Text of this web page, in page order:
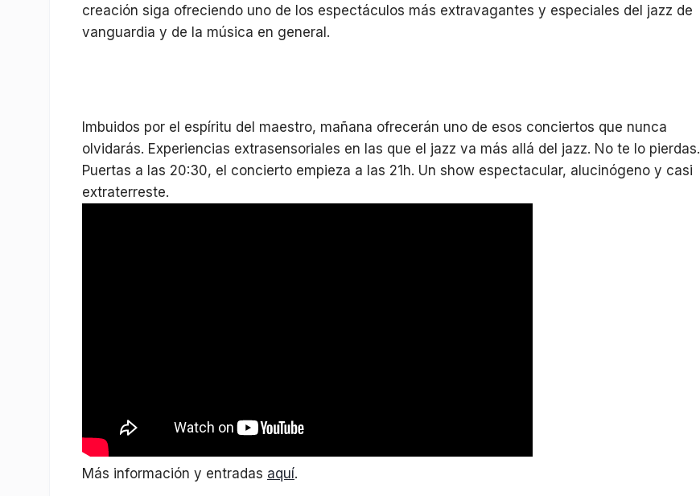
creación siga ofreciendo uno de los espectáculos más extravagantes y especiales del jazz de
vanguardia y de la música en general.
Imbuidos por el espíritu del maestro, mañana ofrecerán uno de esos conciertos que nunca
olvidarás. Experiencias extrasensoriales en las que el jazz va más allá del jazz. No te lo pierdas.
Puertas a las 20:30, el concierto empieza a las 21h. Un show espectacular, alucinógeno y casi
extraterreste.
Más información y entradas aquí.